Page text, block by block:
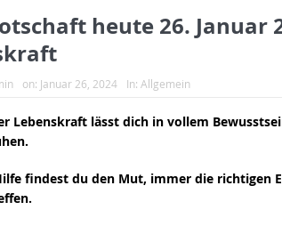
heute 26. Januar
on: Januar 26, 2024 In: Allgemein
Lebenskraft lässt dich in vollem
findest du den Mut, immer die richtigen